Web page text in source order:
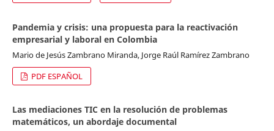
Pandemia y crisis: una propuesta para la reactivación
empresarial y laboral en Colombia
Mario de Jesús Zambrano Miranda, Jorge Raúl Ramírez Zambrano
PDF ESPAÑOL
Las mediaciones TIC en la resolución de problemas
matemáticos, un abordaje documental